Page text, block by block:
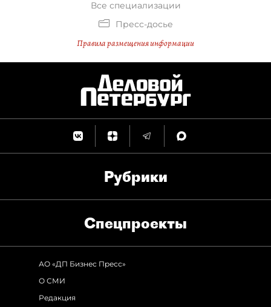
Все специализации
Пресс-досье
Правила размещения информации
Рубрики
Спец­проекты
АО «ДП Бизнес Пресс»
О СМИ
Редакция